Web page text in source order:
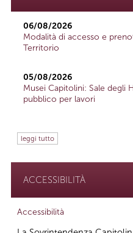
06/08/2026
Modalità di accesso e
Territorio
05/08/2026
Musei Capitolini: Sale degli
pubblico per lavori
leggi tutto
ACCESSIBILITÀ
Accessibilità